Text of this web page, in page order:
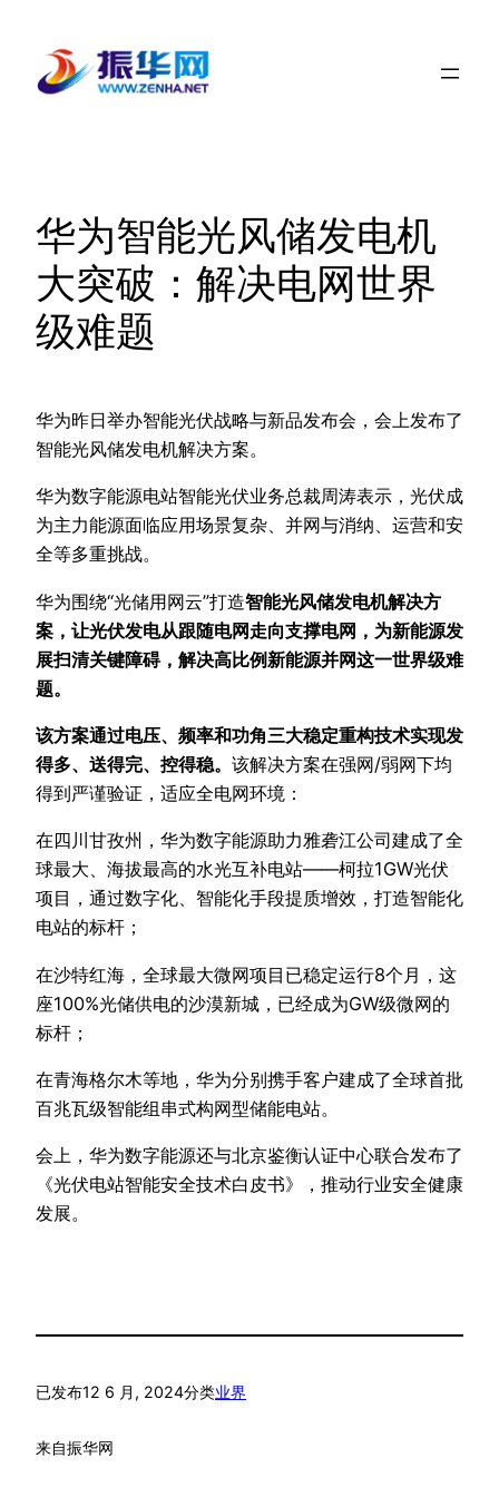
华为智能光风储发电机
大突破：解决电网世界
级难题
华为昨日举办智能光伏战略与新品发布会，会上发布了
智能光风储发电机解决方案。
华为数字能源电站智能光伏业务总裁周涛表示，光伏成
为主力能源面临应用场景复杂、并网与消纳、运营和安
全等多重挑战。
华为围绕“光储用网云”打造智能光风储发电机解决方
案，让光伏发电从跟随电网走向支撑电网，为新能源发
展扫清关键障碍，解决高比例新能源并网这一世界级难
题。
该方案通过电压、频率和功角三大稳定重构技术实现发
得多、送得完、控得稳。 该解决方案在强网/弱网下均
得到严谨验证，适应全电网环境：
在四川甘孜州，华为数字能源助力雅砻江公司建成了全
球最大、海拔最高的水光互补电站——柯拉1GW光伏
项目，通过数字化、智能化手段提质增效，打造智能化
电站的标杆；
在沙特红海，全球最大微网项目已稳定运行8个月，这
座100%光储供电的沙漠新城，已经成为GW级微网的
标杆；
在青海格尔木等地，华为分别携手客户建成了全球首批
百兆瓦级智能组串式构网型储能电站。
会上，华为数字能源还与北京鉴衡认证中心联合发布了
《光伏电站智能安全技术白皮书》，推动行业安全健康
发展。
已发布12 6 月, 2024分类业界
来自振华网